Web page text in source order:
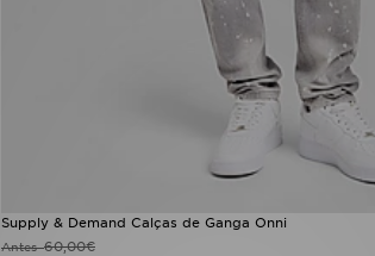
Supply & Demand Calças de Ganga Onni
Antes60,00€